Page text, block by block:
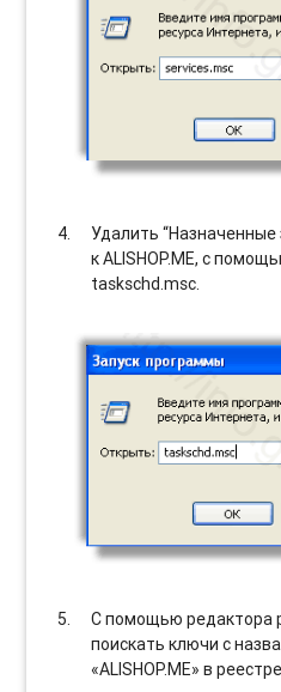
Удалить “Назначенные
к ALISHOP.ME, с
taskschd.msc.
С помощью редактора
поискать ключи с
«ALISHOP.ME» в